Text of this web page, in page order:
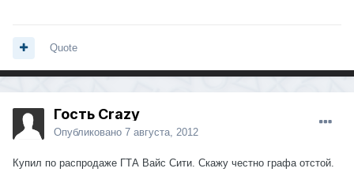
Quote
Гость Crazy
Опубликовано 7 августа, 2012
Купил по распродаже ГТА Вайс Сити. Скажу честно графа отстой.